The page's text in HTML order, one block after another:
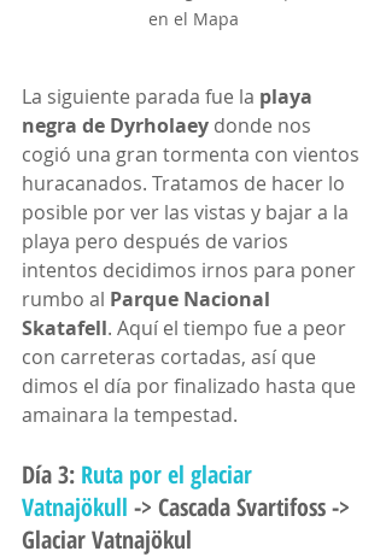
en el Mapa
La siguiente parada fue la playa
negra de Dyrholaey donde nos
cogió una gran tormenta con vientos
huracanados. Tratamos de hacer lo
posible por ver las vistas y bajar a la
playa pero después de varios
intentos decidimos irnos para poner
rumbo al Parque Nacional
Skatafell. Aquí el tiempo fue a peor
con carreteras cortadas, así que
dimos el día por finalizado hasta que
amainara la tempestad.
Día 3: Ruta por el glaciar
Vatnajökull -> Cascada Svartifoss ->
Glaciar Vatnajökul